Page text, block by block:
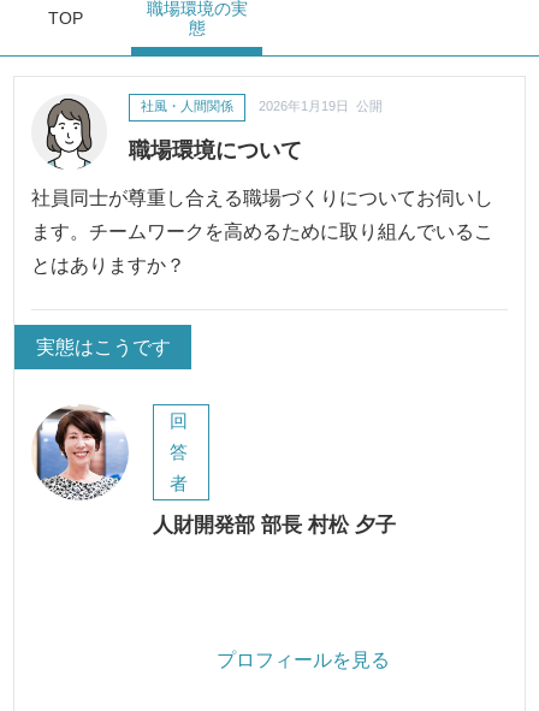
TOP
職場環境の実
態
職場環境について
社風・人間関係 2026年1月19日 公開
社員同士が尊重し合える職場づくりについてお伺いし
ます。チームワークを高めるために取り組んでいるこ
とはありますか？
実態はこうです
回
答
者
人財開発部 部長 村松 夕子
プロフィールを見る